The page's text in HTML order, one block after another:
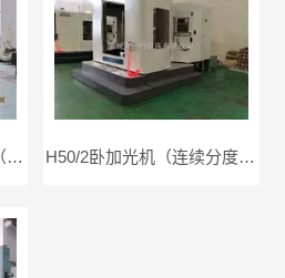
H50/1卧式加工中心光机（分度交换工作台） H50/2卧加光机（连续分度单工作台）